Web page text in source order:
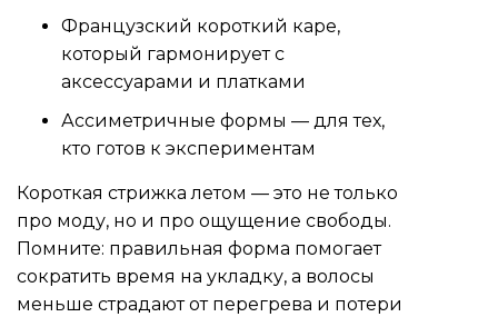
Французский короткий каре,
который гармонирует с
аксессуарами и платками
Ассиметричные формы — для тех,
кто готов к экспериментам
Короткая стрижка летом — это не только
про моду, но и про ощущение свободы.
Помните: правильная форма помогает
сократить время на укладку, а волосы
меньше страдают от перегрева и потери